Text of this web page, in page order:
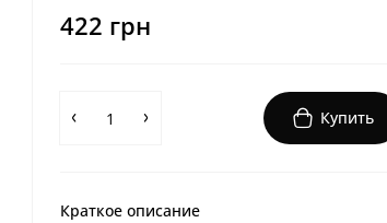
422 грн
Купить
Краткое описание